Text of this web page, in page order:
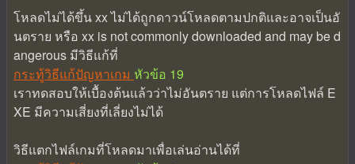
โหลดไม่ได้ขึ้น xx ไม่ได้ถูกดาวน์โหลดตามปกติและอาจเป็นอั
นตราย หรือ xx is not commonly downloaded and may be d
angerous มีวิธีแก้ที่
กระทู้วิธีแก้ปัญหาเกม หัวข้อ 19
เราทดสอบให้เบื้องต้นแล้วว่าไม่อันตราย แต่การโหลดไฟล์ E
XE มีความเสี่ยงที่เลี่ยงไม่ได้
วิธีแตกไฟล์เกมที่โหลดมาเพื่อเล่นอ่านได้ที่